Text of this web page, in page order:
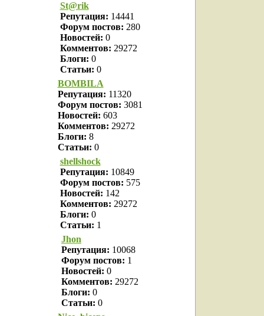
St@rik
Репутация: 14441
Форум постов: 280
Новостей: 0
Комментов: 29272
Блоги: 0
Статьи: 0
BOMBILA
Репутация: 11320
Форум постов: 3081
Новостей: 603
Комментов: 29272
Блоги: 8
Статьи: 0
shellshock
Репутация: 10849
Форум постов: 575
Новостей: 142
Комментов: 29272
Блоги: 0
Статьи: 1
Jhon
Репутация: 10068
Форум постов: 1
Новостей: 0
Комментов: 29272
Блоги: 0
Статьи: 0